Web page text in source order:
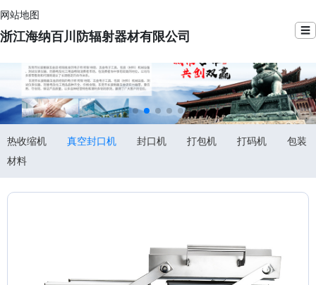
网站地图
浙江海纳百川防辐射器材有限公司 ☰
热收缩机 真空封口机 封口机 打包机 打码机
包装
材料